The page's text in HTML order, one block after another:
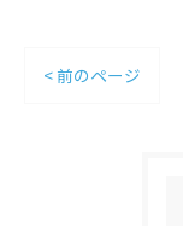
< 前のページ